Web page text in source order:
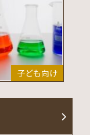
子ども向け